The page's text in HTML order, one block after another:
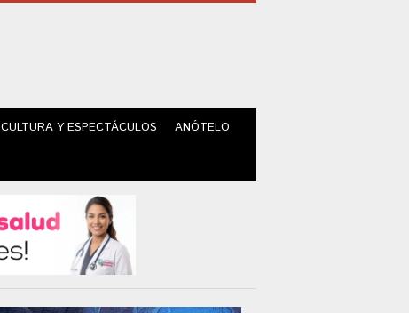
CULTURA Y ESPECTÁCULOS ANÓTELO